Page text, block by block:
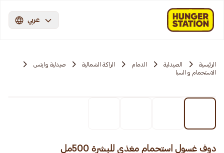
عربي
الرئيسية الصيدلية الدمام الراكة الشمالية
صيدلية وايتس
الاستحمام و السبا
دوف غسول استحمام مغذي للبشرة 500مل